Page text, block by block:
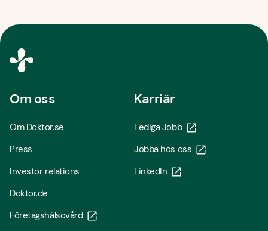
Om oss
Om Doktor.se
Press
Investor relations
Doktor.de
Företagshälsovård
Karriär
Lediga Jobb
Jobba hos oss
LinkedIn